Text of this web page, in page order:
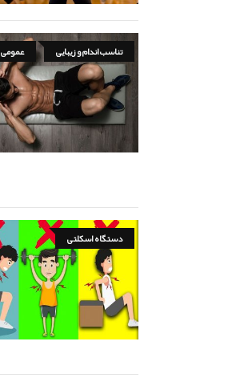
تناسب اندام و زیبایی عمومی
دستگاه اسکلتی